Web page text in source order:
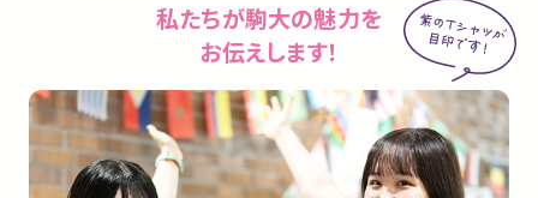
私たちが駒大の魅力を
お伝えします！